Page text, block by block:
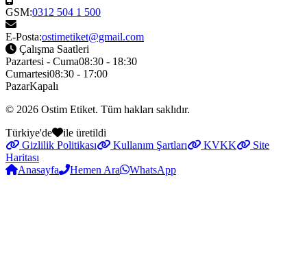
GSM:0312 504 1 500
E-Posta:ostimetiket@gmail.com
Çalışma Saatleri
Pazartesi - Cuma08:30 - 18:30
Cumartesi08:30 - 17:00
PazarKapalı
© 2026 Ostim Etiket. Tüm hakları saklıdır.
Türkiye'de
ile üretildi
Gizlilik Politikası
Kullanım Şartları KVKK
Site
Haritası
Anasayfa
Hemen Ara WhatsApp